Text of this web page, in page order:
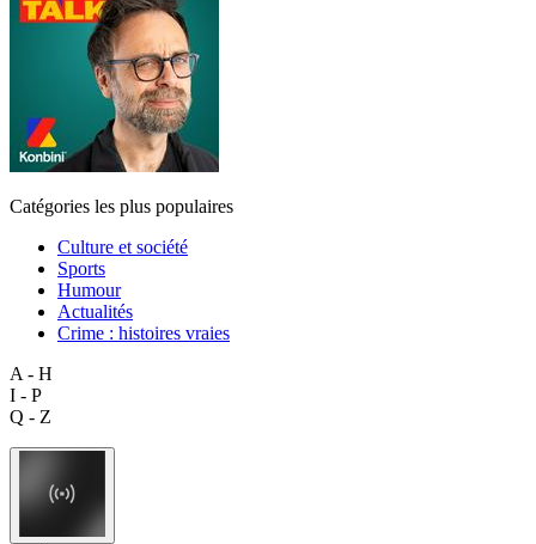
Catégories les plus populaires
Culture et société
Sports
Humour
Actualités
Crime : histoires vraies
A - H
I - P
Q - Z